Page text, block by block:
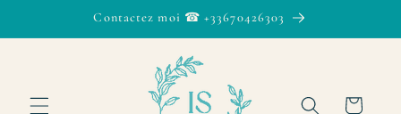
Contactez moi ☎ +33670426303
Panier